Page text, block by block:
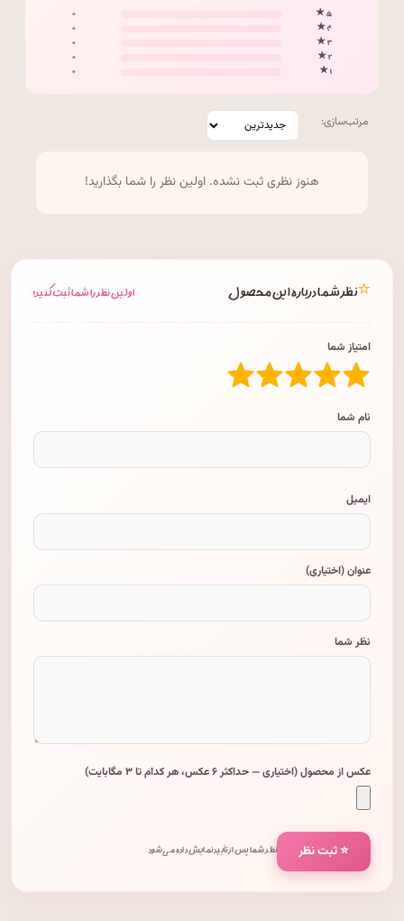
۵ ★
۰
۴ ★
۰
۳ ★
۰
۲ ★
۰
۱ ★
۰
مرتب‌سازی:
هنوز نظری ثبت نشده. اولین نظر را شما بگذارید!
⭐نظر شما درباره این محصول اولین نظر را شما ثبت کنید!
امتیاز شما
نام شما
ایمیل
عنوان (اختیاری)
نظر شما
عکس از محصول (اختیاری — حداکثر ۶ عکس، هر کدام تا ۳ مگابایت)
⭐ ثبت نظر نظر شما پس از تأیید نمایش داده می‌شود.